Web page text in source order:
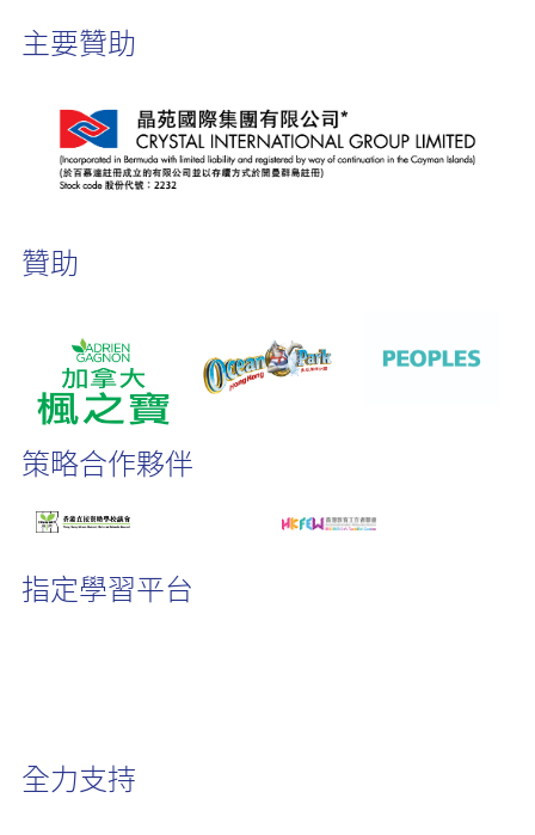
主要贊助
贊助
策略合作夥伴
指定學習平台
全力支持